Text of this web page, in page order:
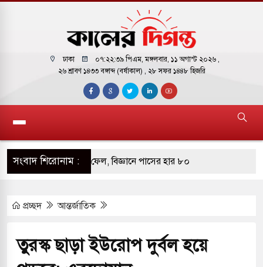
ঢাকা ০৭:২২:৪০ পিএম, মঙ্গলবার, ১১ অগাস্ট ২০২৬ ,
২৬ শ্রাবণ ১৪৩৩ বঙ্গাব্দ (বর্ষাকাল) , ২৮ সফর ১৪৪৮ হিজরি
সংবাদ শিরোনাম :
বেশি শিক্ষার্থী ফেল, বিজ্ঞানে পাসের হার ৮০
সর্বনিম্ন এসএসসি পাসের হার
ফল প্রকাশ, পাসের হার ৬২.২৫ শতাংশ
১৭ জনের মৃত্যু: ৭ জনই নওগাঁর আত্রাইয়ের
প্রচ্ছদ আন্তর্জাতিক
তুরস্ক ছাড়া ইউরোপ দুর্বল হয়ে